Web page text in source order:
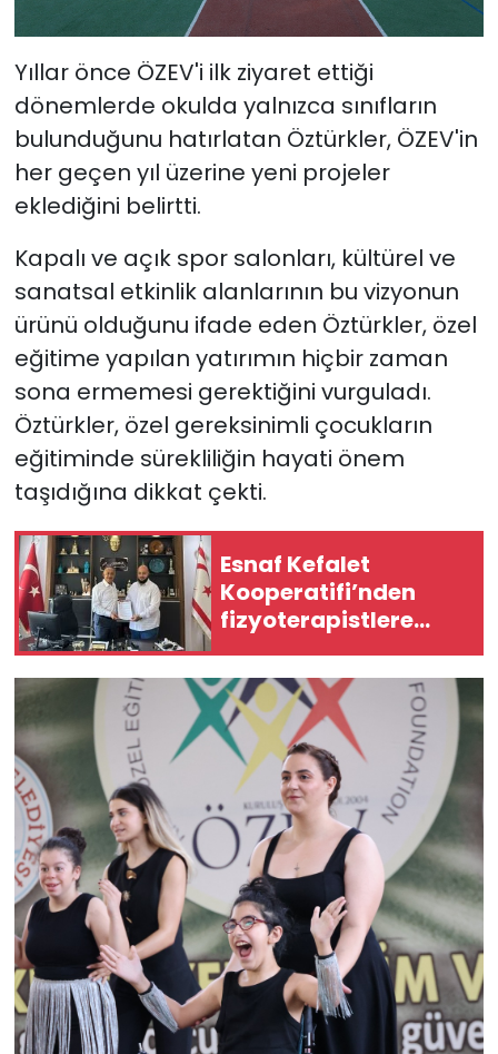
Yıllar önce ÖZEV'i ilk ziyaret ettiği
dönemlerde okulda yalnızca sınıfların
bulunduğunu hatırlatan Öztürkler, ÖZEV'in
her geçen yıl üzerine yeni projeler
eklediğini belirtti.
Kapalı ve açık spor salonları, kültürel ve
sanatsal etkinlik alanlarının bu vizyonun
ürünü olduğunu ifade eden Öztürkler, özel
eğitime yapılan yatırımın hiçbir zaman
sona ermemesi gerektiğini vurguladı.
Öztürkler, özel gereksinimli çocukların
eğitiminde sürekliliğin hayati önem
taşıdığına dikkat çekti.
Esnaf Kefalet
Kooperatifi’nden
fizyoterapistlere
yatırım destek
kredisi